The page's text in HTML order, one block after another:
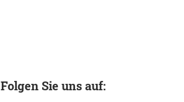
Folgen Sie uns auf: